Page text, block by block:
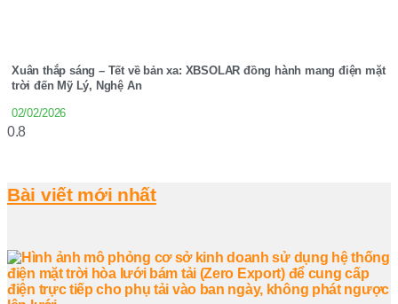
Xuân thắp sáng – Tết về bản xa: XBSOLAR đồng hành mang điện mặt
trời đến Mỹ Lý, Nghệ An
02/02/2026
Bài viết mới nhất